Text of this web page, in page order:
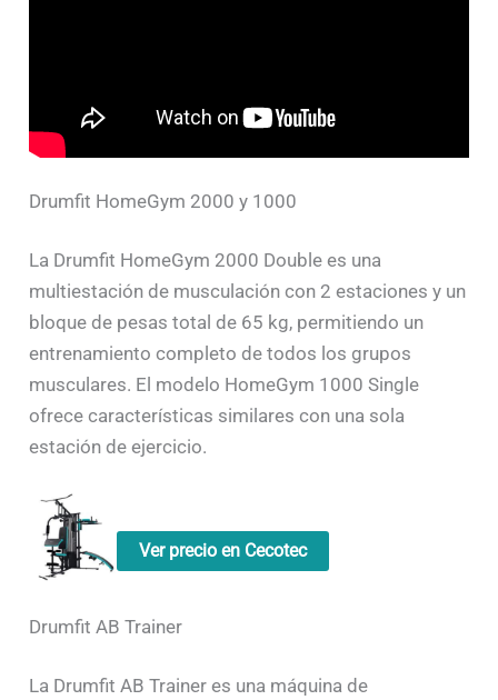
Drumfit HomeGym 2000 y 1000
La Drumfit HomeGym 2000 Double es una
multiestación de musculación con 2 estaciones y un
bloque de pesas total de 65 kg, permitiendo un
entrenamiento completo de todos los grupos
musculares. El modelo HomeGym 1000 Single
ofrece características similares con una sola
estación de ejercicio.
Ver precio en Cecotec
Drumfit AB Trainer
La Drumfit AB Trainer es una máquina de